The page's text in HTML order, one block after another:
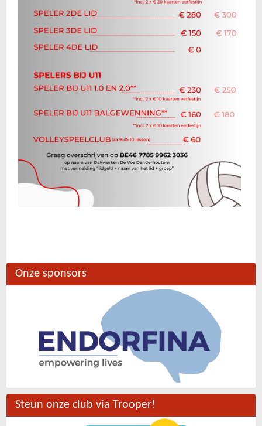
Onze sponsors
Steun onze club via Trooper!